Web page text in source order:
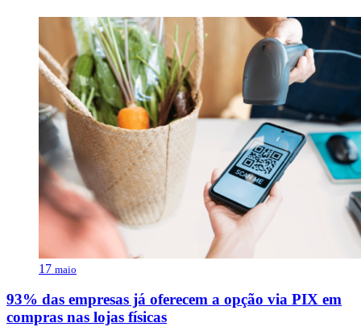
17 maio
93% das empresas já oferecem a opção via PIX em
compras nas lojas físicas